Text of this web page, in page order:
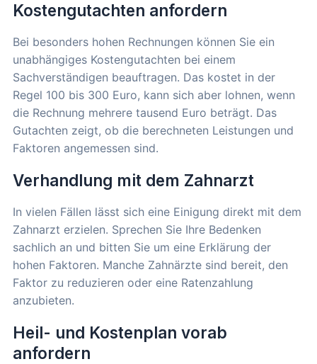
Kostengutachten anfordern
Bei besonders hohen Rechnungen können Sie ein
unabhängiges Kostengutachten bei einem
Sachverständigen beauftragen. Das kostet in der
Regel 100 bis 300 Euro, kann sich aber lohnen, wenn
die Rechnung mehrere tausend Euro beträgt. Das
Gutachten zeigt, ob die berechneten Leistungen und
Faktoren angemessen sind.
Verhandlung mit dem Zahnarzt
In vielen Fällen lässt sich eine Einigung direkt mit dem
Zahnarzt erzielen. Sprechen Sie Ihre Bedenken
sachlich an und bitten Sie um eine Erklärung der
hohen Faktoren. Manche Zahnärzte sind bereit, den
Faktor zu reduzieren oder eine Ratenzahlung
anzubieten.
Heil- und Kostenplan vorab
anfordern